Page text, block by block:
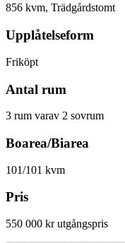
856 kvm, Trädgårdstomt
Upplåtelseform
Friköpt
Antal rum
3 rum varav 2 sovrum
Boarea/Biarea
101/101 kvm
Pris
550 000 kr utgångspris